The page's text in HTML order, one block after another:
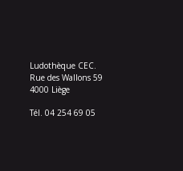
Ludothèque CEC.
Rue des Wallons 59
4000 Liège
Tél. 04 254 69 05